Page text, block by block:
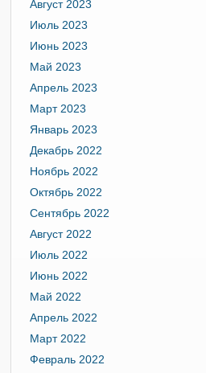
Август 2023
Июль 2023
Июнь 2023
Май 2023
Апрель 2023
Март 2023
Январь 2023
Декабрь 2022
Ноябрь 2022
Октябрь 2022
Сентябрь 2022
Август 2022
Июль 2022
Июнь 2022
Май 2022
Апрель 2022
Март 2022
Февраль 2022